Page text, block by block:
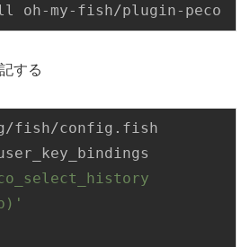
oh-my-fish/plugin-peco
する